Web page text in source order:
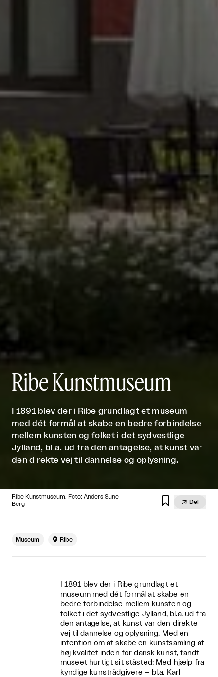
Ribe Kunstmuseum
I 1891 blev der i Ribe grundlagt et museum
med dét formål at skabe en bedre forbindelse
mellem kunsten og folket i det sydvestlige
Jylland, bl.a. ud fra den antagelse, at kunst var
den direkte vej til dannelse og oplysning.
Ribe Kunstmuseum. Foto: Anders Sune
Berg
  Del
Museum  Ribe
I 1891 blev der i Ribe grundlagt et
museum med dét formål at skabe en
bedre forbindelse mellem kunsten og
folket i det sydvestlige Jylland, bl.a. ud fra
den antagelse, at kunst var den direkte
vej til dannelse og oplysning. Med en
intention om at skabe en kunstsamling af
høj kvalitet inden for dansk kunst, fandt
museet hurtigt sit ståsted: Med hjælp fra
kyndige kunstrådgivere – bl.a. Karl